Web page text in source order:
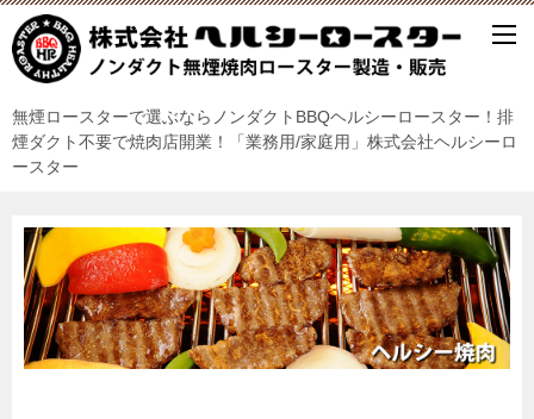
無煙ロースターで選ぶならノンダクトBBQヘルシーロースター！排
煙ダクト不要で焼肉店開業！「業務用/家庭用」株式会社ヘルシーロ
ースター